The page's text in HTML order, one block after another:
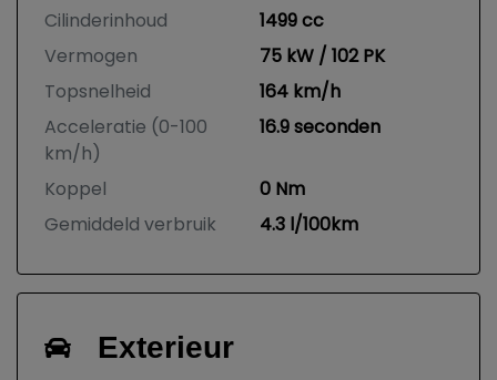
Cilinderinhoud
1499 cc
Vermogen
75 kW / 102 PK
Topsnelheid
164 km/h
Acceleratie (0-100
km/h)
16.9 seconden
Koppel
0 Nm
Gemiddeld verbruik
4.3 l/100km
Exterieur